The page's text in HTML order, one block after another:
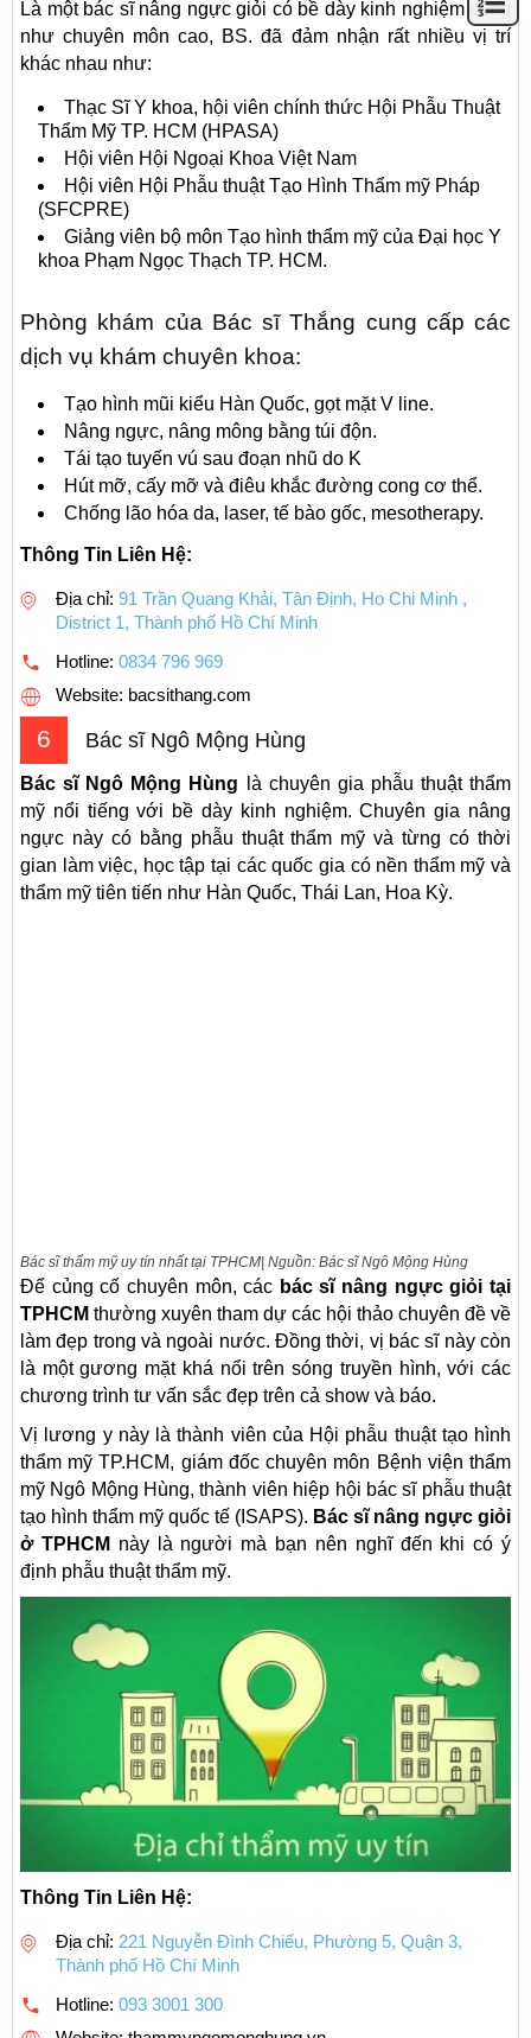
Là một bác sĩ nâng ngực giỏi có bề dày kinh nghiệm cũng
như chuyên môn cao, BS. đã đảm nhận rất nhiều vị trí
khác nhau như:
Thạc Sĩ Y khoa, hội viên chính thức Hội Phẫu Thuật
Thẩm Mỹ TP. HCM (HPASA)
Hội viên Hội Ngoại Khoa Việt Nam
Hội viên Hội Phẫu thuật Tạo Hình Thẩm mỹ Pháp
(SFCPRE)
Giảng viên bộ môn Tạo hình thẩm mỹ của Đại học Y
khoa Phạm Ngọc Thạch TP. HCM.
Phòng khám của Bác sĩ Thắng cung cấp các
dịch vụ khám chuyên khoa:
Tạo hình mũi kiểu Hàn Quốc, gọt mặt V line.
Nâng ngực, nâng mông bằng túi độn.
Tái tạo tuyến vú sau đoạn nhũ do K
Hút mỡ, cấy mỡ và điêu khắc đường cong cơ thể.
Chống lão hóa da, laser, tế bào gốc, mesotherapy.
Thông Tin Liên Hệ:
Địa chỉ: 91 Trần Quang Khải, Tân Định, Ho Chi Minh ,
District 1, Thành phố Hồ Chí Minh
Hotline: 0834 796 969
Website: bacsithang.com
6 Bác sĩ Ngô Mộng Hùng
Bác sĩ Ngô Mộng Hùng là chuyên gia phẫu thuật thẩm
mỹ nổi tiếng với bề dày kinh nghiệm. Chuyên gia nâng
ngực này có bằng phẫu thuật thẩm mỹ và từng có thời
gian làm việc, học tập tại các quốc gia có nền thẩm mỹ và
thẩm mỹ tiên tiến như Hàn Quốc, Thái Lan, Hoa Kỳ.
Bác sĩ thẩm mỹ uy tín nhất tại TPHCM| Nguồn: Bác sĩ Ngô Mộng Hùng
Để củng cố chuyên môn, các bác sĩ nâng ngực giỏi tại
TPHCM thường xuyên tham dự các hội thảo chuyên đề về
làm đẹp trong và ngoài nước. Đồng thời, vị bác sĩ này còn
là một gương mặt khá nổi trên sóng truyền hình, với các
chương trình tư vấn sắc đẹp trên cả show và báo.
Vị lương y này là thành viên của Hội phẫu thuật tạo hình
thẩm mỹ TP.HCM, giám đốc chuyên môn Bệnh viện thẩm
mỹ Ngô Mộng Hùng, thành viên hiệp hội bác sĩ phẫu thuật
tạo hình thẩm mỹ quốc tế (ISAPS). Bác sĩ nâng ngực giỏi
ở TPHCM này là người mà bạn nên nghĩ đến khi có ý
định phẫu thuật thẩm mỹ.
Thông Tin Liên Hệ:
Địa chỉ: 221 Nguyễn Đình Chiểu, Phường 5, Quận 3,
Thành phố Hồ Chí Minh
Hotline: 093 3001 300